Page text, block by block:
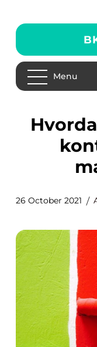
Menu
Hvordan kommer du i
26 October 2021